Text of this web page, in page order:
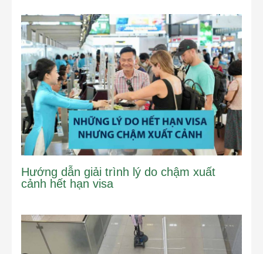
Hướng dẫn giải trình lý do chậm xuất
cảnh hết hạn visa